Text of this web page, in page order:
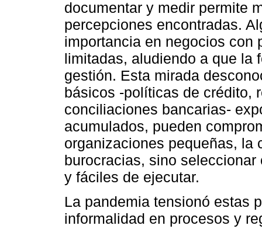
documentar y medir permite
percepciones encontradas.
importancia en negocios con
limitadas, aludiendo a que la
gestión. Esta mirada
básicos -políticas de crédito,
conciliaciones bancarias-
acumulados, pueden
organizaciones pequeñas, la
burocracias, sino
y fáciles de ejecutar.
La pandemia tensionó estas
informalidad en procesos y